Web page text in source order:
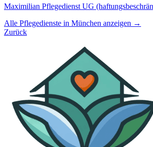
Maximilian Pflegedienst UG
Alle Pflegedienste in München anzeigen →
Zurück